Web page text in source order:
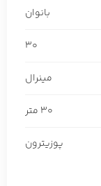
بانوان
30
مینرال
30 متر
پوزیترون